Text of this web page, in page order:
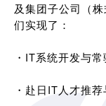
及集团子公司（
们实现了：
・IT系统开发与
・赴日IT人才推